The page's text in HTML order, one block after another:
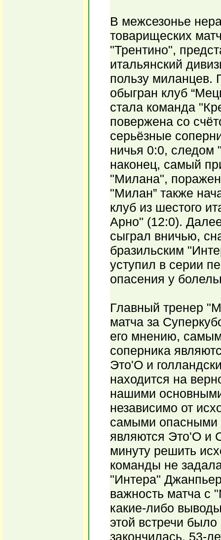
В межсезонье
товарищеских
"Трентино",
итальянский
пользу миланцев.
обыгран клуб
стала команда
повержена со
серьёзные
ничья 0:0, следом
наконец, самый
"Милана",
"Милан” также
клуб из шестого
Арно" (12:0).
сыграл вничью,
бразильским
уступил в серии
опасения у
Главный тренер
матча за
его мнению,
соперника
Это'О и
находится на
нашими основными
независимо от
самыми опасными
являются Это'О и
минуту решить
команды не
"Интера"
важность матча с
какие-либо
этой встречи
закончилась. 53-